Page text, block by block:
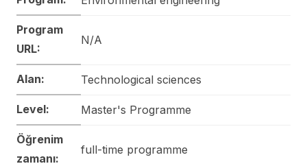
Program
URL:
N/A
Alan: Technological sciences
Level: Master's Programme
Öğrenim
zamanı:
full-time programme